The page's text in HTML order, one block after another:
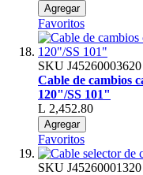
Agregar
Favoritos
SKU J45260003620
Cable de cambios
120"/SS 101"
L 2,452.80
Agregar
Favoritos
SKU J45260001320